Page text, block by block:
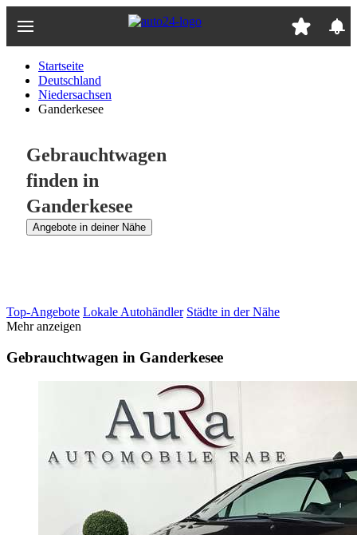
Hauptinhalt
Startseite
Deutschland
Niedersachsen
Ganderkesee
Gebrauchtwagen
finden in
Ganderkesee
Angebote in deiner Nähe
Top-Angebote Lokale Autohändler Städte in der Nähe
Mehr anzeigen
Gebrauchtwagen in Ganderkesee